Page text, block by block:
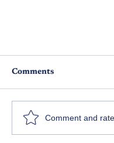
కచదేవయాని - పార్ట్
Comments
Comment and